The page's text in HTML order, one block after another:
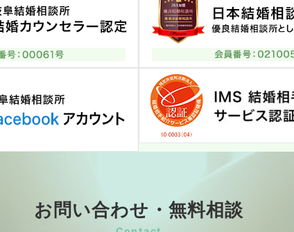
お問い合わせ・無料相談